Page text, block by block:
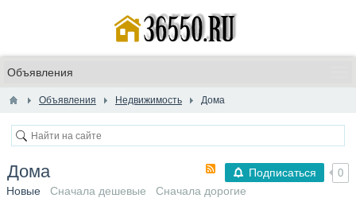
Объявления Недвижимость Дома
Подписаться 0
Дома
Новые Сначала дешевые Сначала дорогие